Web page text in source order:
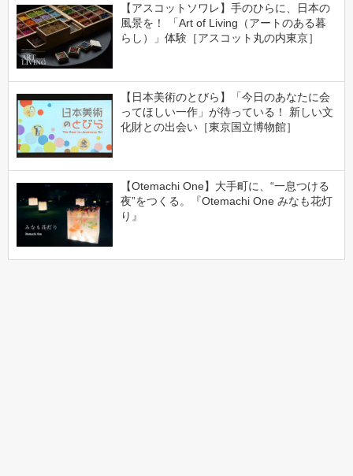
【アスコットソワレ】手のひらに、日本の
風景を！ 「Art of Living（アートのある暮
らし）」体験［アスコット丸の内東京］
【日本美術のとびら】「今日のあなたに会
ってほしい一作」が待っている！ 新しい文
化財との出会い［東京国立博物館］
【Otemachi One】大手町に、“一息つける
夜”をつくる。『Otemachi One みなも花灯
り』